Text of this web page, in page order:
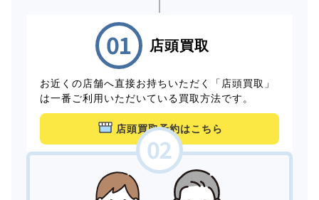
店頭買取
お近くの店舗へ直接お持ちいただく「店頭買取」
は一番ご利用いただいている買取方法です。
店頭買取予約はこちら